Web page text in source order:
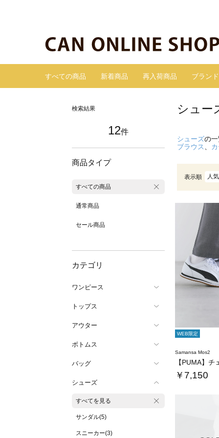
すべての商品 新着商品 再入荷商品 ブランド
検索結果
12件
商品タイプ
すべての商品
通常商品
セール商品
カテゴリ
ワンピース
トップス
アウター
ボトムス
バッグ
シューズ
すべてを見る
サンダル(5)
スニーカー(3)
シュー
シューズの
ブラウス
表示順 人
WEB限定
Samansa Mos2
￥7,150